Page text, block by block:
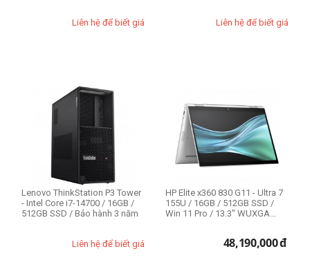
Liên hệ để biết giá
Liên hệ để biết giá
Lenovo ThinkStation P3 Tower
- Intel Core i7-14700 / 16GB /
512GB SSD / Bảo hành 3 năm
Liên hệ để biết giá
HP Elite x360 830 G11 - Ultra 7
155U / 16GB / 512GB SSD /
Win 11 Pro / 13.3" WUXGA
48,190,000đ